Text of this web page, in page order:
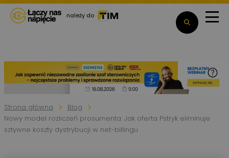
należy do
Strona główna
Blog
Nowy model rozliczeń prosumenta: Jak oferta Pstryk eliminuje
sztywne koszty dystrybucji w net-billingu